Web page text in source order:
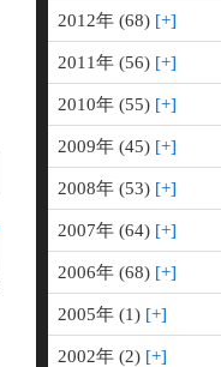
2012年 (68)
2011年 (56)
2010年 (55)
2009年 (45)
2008年 (53)
2007年 (64)
2006年 (68)
2005年 (1)
2002年 (2)